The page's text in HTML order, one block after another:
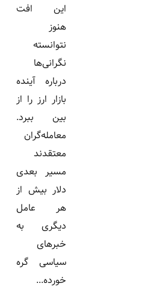
این افت
درباره آینده
بازار ارز را از
بین ببرد.
معامله‌گران
مسیر بعدی
دلار بیش از
هر عامل
دیگری به
سیاسی گره